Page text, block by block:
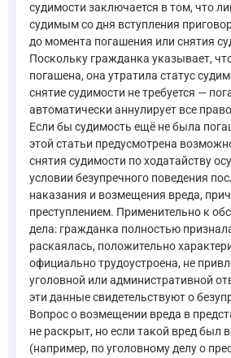
судимости заключается в том, что
судимым со дня вступления
до момента погашения или снятия
Поскольку гражданка указывает,
погашена, она утратила статус
снятие судимости не требуется —
автоматически аннулирует все
Если бы судимость ещё не была
этой статьи предусмотрена
снятия судимости по ходатайству
условии безупречного поведения
наказания и возмещения вреда,
преступлением. Применительно к
дела: гражданка полностью
раскаялась, положительно
официально трудоустроена, не
уголовной или административной
эти данные свидетельствуют о
Вопрос о возмещении вреда в
не раскрыт, но если такой вред был
(например, по уголовному делу о